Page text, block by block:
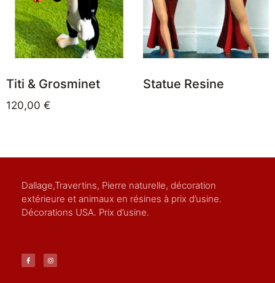
Titi & Grosminet
120,00 €
Statue Resine
Dallage,Travertins, Pierre naturelle, décoration
extérieure et animaux en résines à prix d’usine.
Décorations USA. Prix d’usine.